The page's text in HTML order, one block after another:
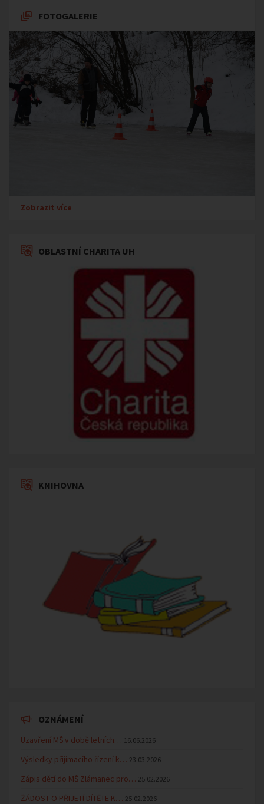
FOTOGALERIE
Zobrazit více
OBLASTNÍ CHARITA UH
KNIHOVNA
OZNÁMENÍ
Uzavření MŠ v době letních… 16.06.2026
Výsledky přijímacího řízení k… 23.03.2026
Zápis dětí do MŠ Zlámanec pro… 25.02.2026
ŽÁDOST O PŘIJETÍ DÍTĚTE K… 25.02.2026